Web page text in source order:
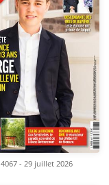
- 29 juillet 2026